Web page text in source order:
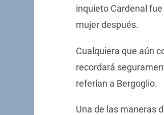
inquieto Cardenal
mujer después.
Cualquiera que aún
recordará
referían a Bergoglio.
Una de las maneras